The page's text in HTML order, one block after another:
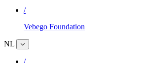
/
Vebego Foundation
NL